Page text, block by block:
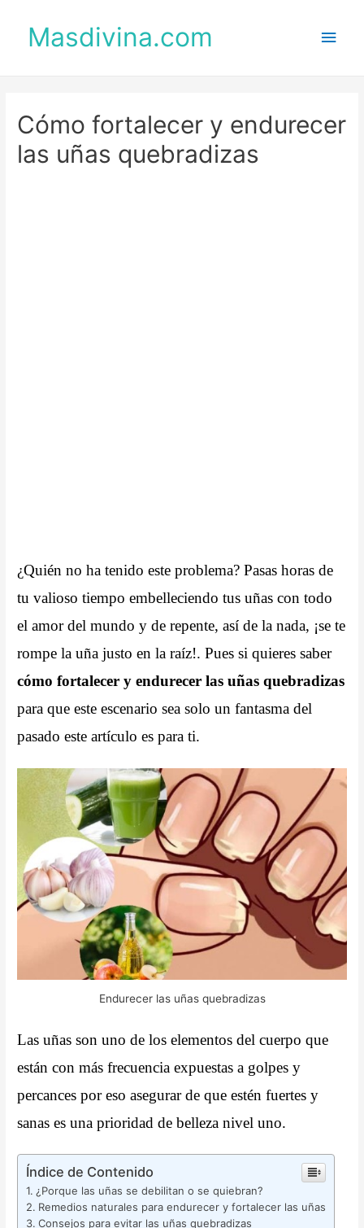
Masdivina.com
Cómo fortalecer y endurecer
las uñas quebradizas
¿Quién no ha tenido este problema? Pasas horas de
tu valioso tiempo embelleciendo tus uñas con todo
el amor del mundo y de repente, así de la nada, ¡se te
rompe la uña justo en la raíz!. Pues si quieres saber
cómo fortalecer y endurecer las uñas quebradizas
para que este escenario sea solo un fantasma del
pasado este artículo es para ti.
Endurecer las uñas quebradizas
Las uñas son uno de los elementos del cuerpo que
están con más frecuencia expuestas a golpes y
percances por eso asegurar de que estén fuertes y
sanas es una prioridad de belleza nivel uno.
Índice de Contenido
¿Porque las uñas se debilitan o se quiebran?
Remedios naturales para endurecer y fortalecer las uñas
Consejos para evitar las uñas quebradizas